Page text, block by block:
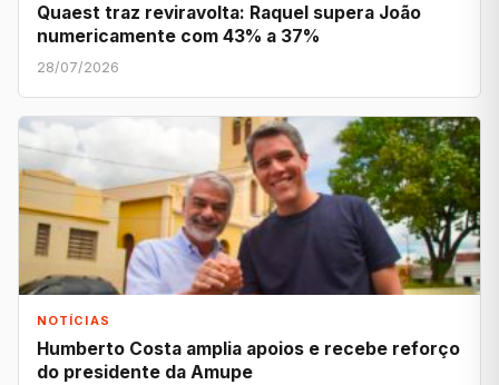
Quaest traz reviravolta: Raquel supera João
numericamente com 43% a 37%
28/07/2026
NOTÍCIAS
Humberto Costa amplia apoios e recebe reforço
do presidente da Amupe